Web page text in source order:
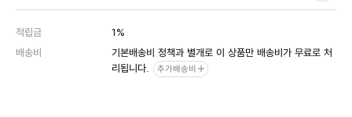
적립금
1%
배송비
기본배송비 정책과 별개로 이 상품만 배송비가 무료로 처
리됩니다.
추가배송비